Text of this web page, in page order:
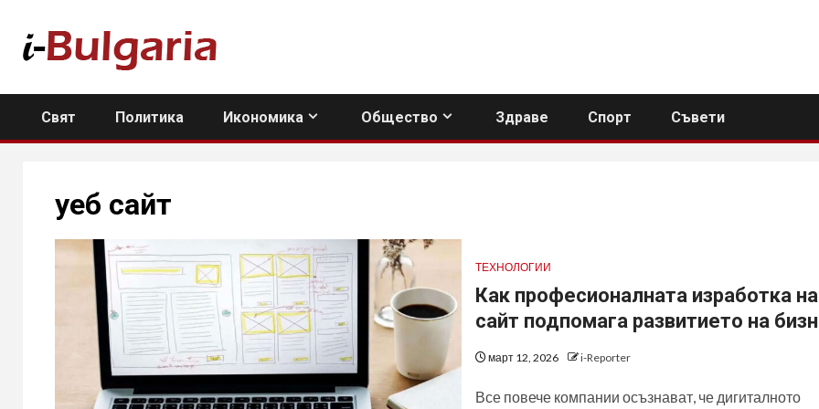
content
Свят Политика Икономика Общество Здраве Спорт Съвети
уеб сайт
ТЕХНОЛОГИИ
Как професионалната изработка на
сайт подпомага развитието на
март 12, 2026 i-Reporter
Все повече компании осъзнават, че дигиталното